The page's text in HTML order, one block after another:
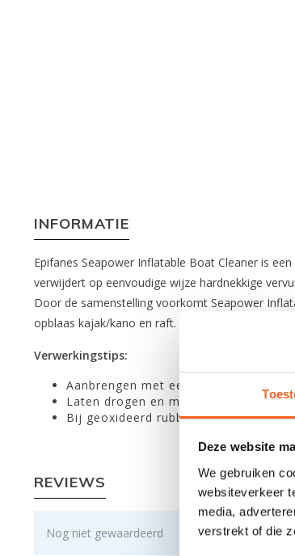
Deze website
We gebruiken
websiteverkeer
media,
verstrekt of die
INFORMATIE
Epifanes Seapower Inflatable Boat Cleaner is
verwijdert op eenvoudige wijze hardnekkige
Door de samenstelling voorkomt Seapower
opblaas kajak/kano en raft.
Verwerkingstips:
Aanbrengen met een zachte doek in
Laten drogen en met een zachte
Bij geoxideerd rubber gebruik
REVIEWS
Nog niet gewaardeerd